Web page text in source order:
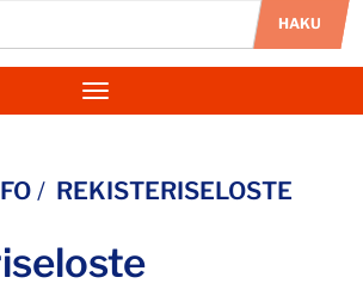
HAKU
Navigaatio
REKISTERISELOSTE